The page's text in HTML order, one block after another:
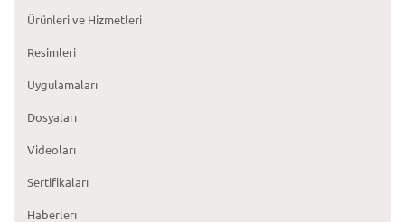
Ürünleri ve Hizmetleri
Resimleri
Uygulamaları
Dosyaları
Videoları
Sertifikaları
Haberlerı